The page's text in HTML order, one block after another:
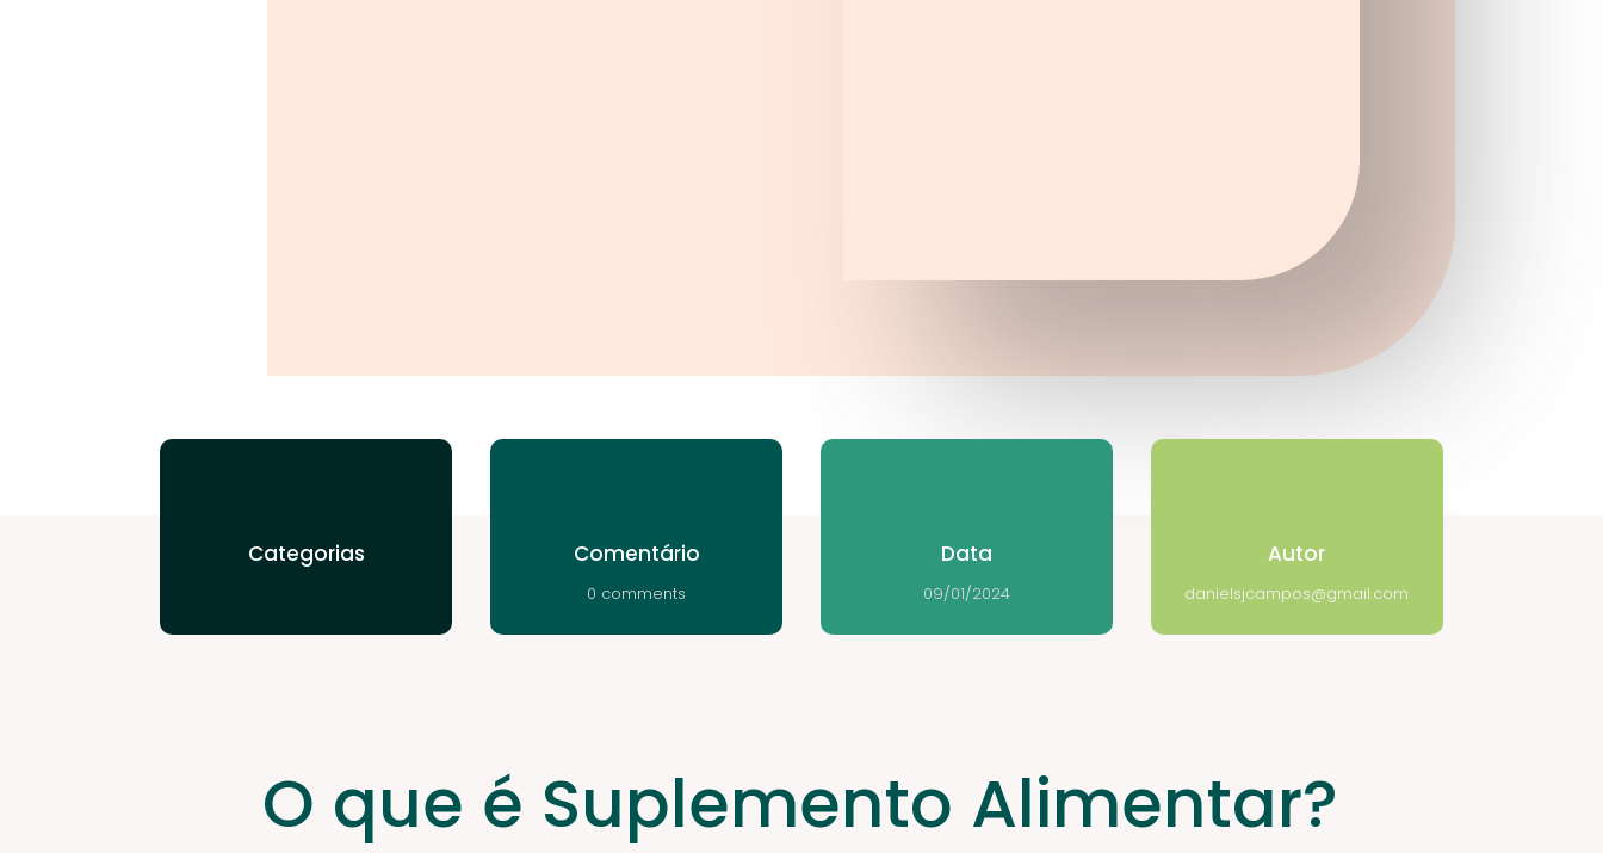
Categorias Comentário
0 comments
Data
09/01/2024
Autor
danielsjcampos@gmail.com
O que é Suplemento Alimentar?